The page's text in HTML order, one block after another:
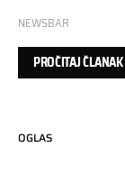
NEWSBAR
PROČITAJ ČLANAK
OGLAS